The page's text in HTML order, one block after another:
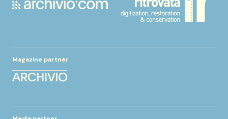
Magazine partner